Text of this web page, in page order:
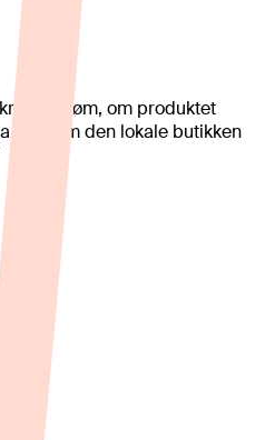
om produktet
eller om den lokale butikken